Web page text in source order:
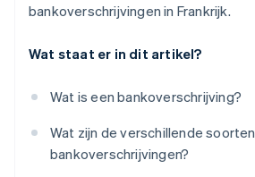
bankoverschrijvingen in Frankrijk.
Wat staat er in dit artikel?
Wat is een bankoverschrijving?
Wat zijn de verschillende soorten
bankoverschrijvingen?